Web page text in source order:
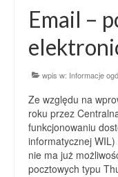
Kontakt
Email –
wpis w: Informacje
Ze względu na
roku przez
funkcjonowaniu
informatycznej WIL)
nie ma już
pocztowych typu